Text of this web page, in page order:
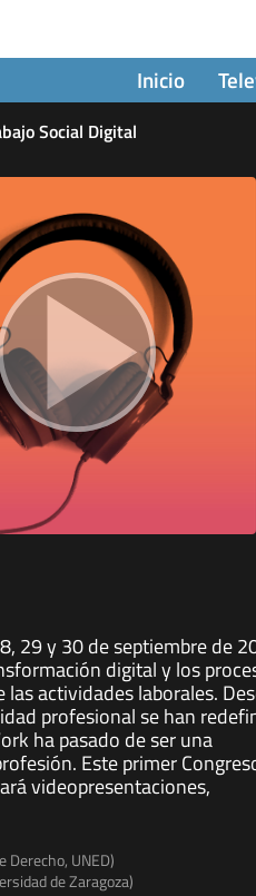
Inicio
Social Digital
29 y 30 de septiembre de
digital y los
actividades laborales.
profesional se han
ha pasado de ser una
Este primer
videopresentaciones,
Derecho, UNED)
de Zaragoza)